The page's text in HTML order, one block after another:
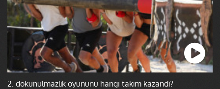
2. dokunulmazlık oyununu hangi takım kazandı?